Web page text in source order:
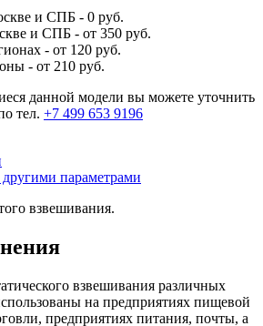
и СПБ - 0 руб.
и СПБ - от 350 руб.
- от 120 руб.
- от 210 руб.
данной модели вы можете уточнить
тел. +7 499 653 9196
параметрами
взвешивания.
взвешивания различных
на предприятиях пищевой
предприятиях питания, почты, а